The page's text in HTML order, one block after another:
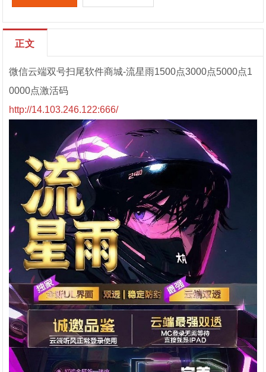
正文
微信云端双号扫尾软件商城-流星雨1500点3000点5000点1
0000点激活码
http://14.103.246.122:666/